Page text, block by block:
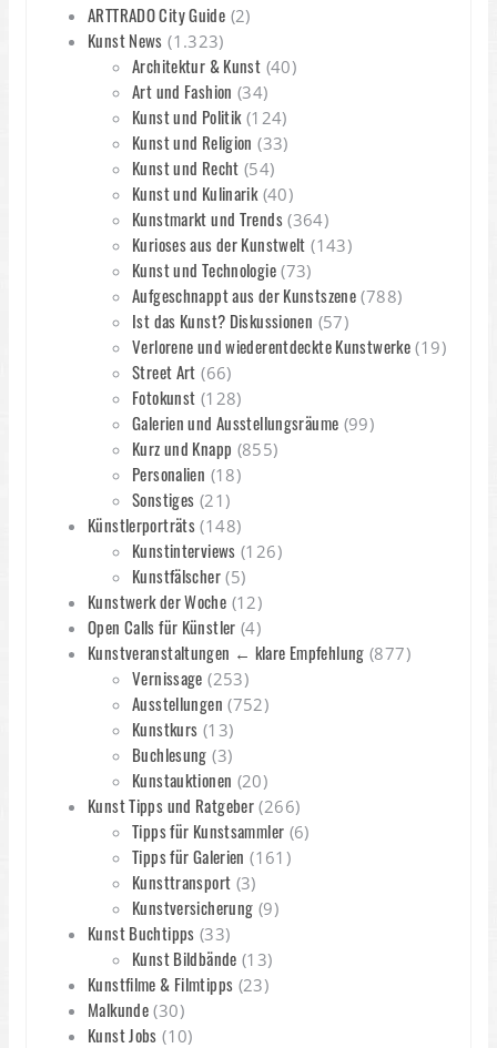
ARTTRADO City Guide (2)
Kunst News (1.323)
Architektur & Kunst (40)
Art und Fashion (34)
Kunst und Politik(124)
Kunst und Religion (33)
Kunst und Recht (54)
Kunst und Kulinarik(40)
Kunstmarkt und Trends(364)
Kurioses aus der Kunstwelt (143)
Kunst und Technologie(73)
Aufgeschnappt aus der Kunstszene (788)
Ist das Kunst? Diskussionen (57)
Verlorene und wiederentdeckte Kunstwerke (19)
Street Art (66)
Fotokunst (128)
Galerien und Ausstellungsräume (99)
Kurz und Knapp (855)
Personalien (18)
Sonstiges (21)
Künstlerporträts (148)
Kunstinterviews (126)
Kunstfälscher(5)
Kunstwerk der Woche (12)
Open Calls für Künstler (4)
Kunstveranstaltungen ← klare Empfehlung (877)
Vernissage (253)
Ausstellungen (752)
Kunstkurs (13)
Buchlesung (3)
Kunstauktionen (20)
Kunst Tipps und Ratgeber (266)
Tipps für Kunstsammler (6)
Tipps für Galerien (161)
Kunsttransport (3)
Kunstversicherung (9)
Kunst Buchtipps (33)
Kunst Bildbände (13)
Kunstfilme & Filmtipps (23)
Malkunde (30)
Kunst Jobs (10)